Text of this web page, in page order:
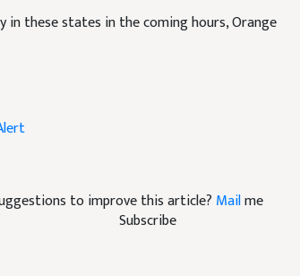
Subscribe
in these states in the coming hours, Orange
to improve this article? Mailme